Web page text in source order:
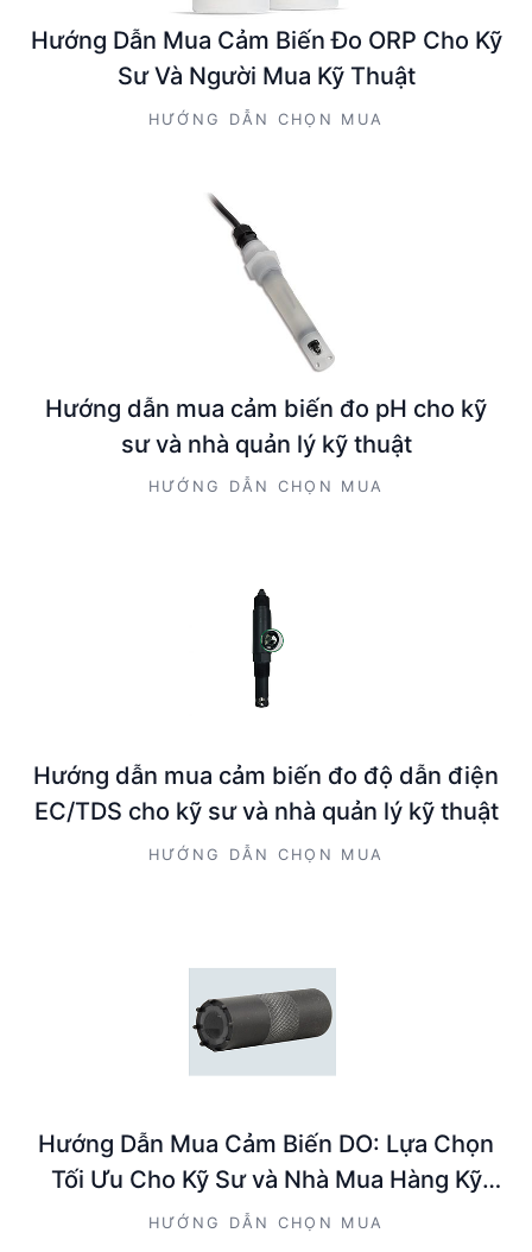
Hướng Dẫn Mua Cảm Biến Đo ORP Cho Kỹ
Sư Và Người Mua Kỹ Thuật
HƯỚNG DẪN CHỌN MUA
Hướng dẫn mua cảm biến đo pH cho kỹ
sư và nhà quản lý kỹ thuật
HƯỚNG DẪN CHỌN MUA
Hướng dẫn mua cảm biến đo độ dẫn điện
EC/TDS cho kỹ sư và nhà quản lý kỹ thuật
HƯỚNG DẪN CHỌN MUA
Hướng Dẫn Mua Cảm Biến DO: Lựa Chọn
Tối Ưu Cho Kỹ Sư và Nhà Mua Hàng Kỹ
Thuật
HƯỚNG DẪN CHỌN MUA